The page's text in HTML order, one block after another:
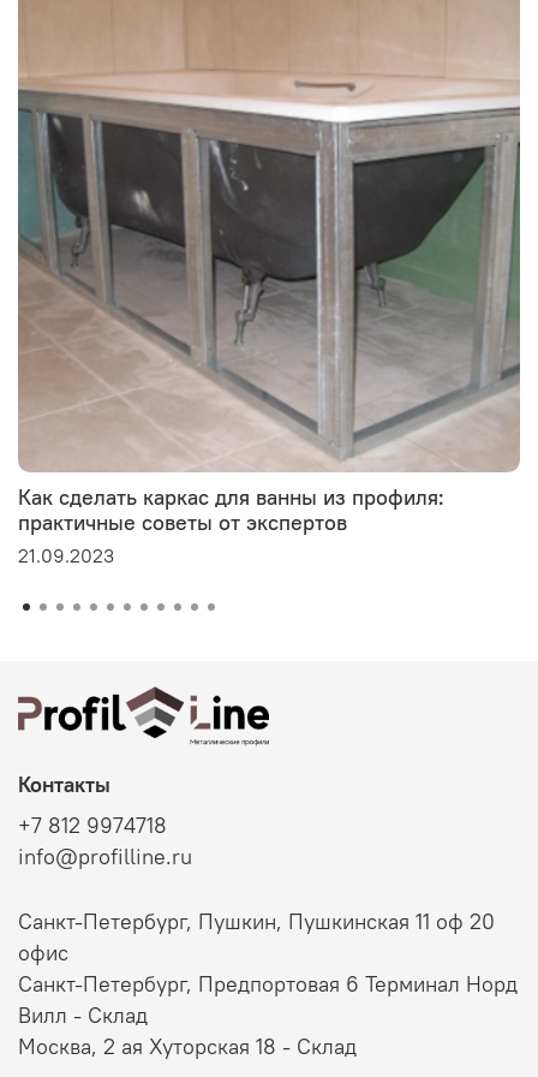
Как сделать каркас для ванны из профиля:
практичные советы от экспертов
21.09.2023
Контакты
+7 812 9974718
info@profilline.ru
Санкт-Петербург, Пушкин, Пушкинская 11 оф 20
офис
Санкт-Петербург, Предпортовая 6 Терминал Норд
Вилл - Склад
Москва, 2 ая Хуторская 18 - Склад